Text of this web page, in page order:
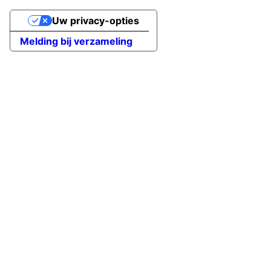
Melding bij verzameling
Uw privacy-opties